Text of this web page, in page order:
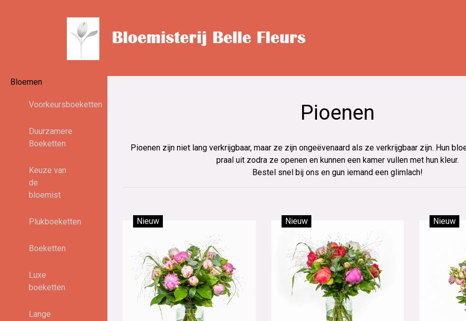
Bloemen
Voorkeursboeketten
Duurzamere
Boeketten
Keuze van
de
bloemist
Plukboeketten
Boeketten
Luxe
boeketten
Lange
Pioenen
Pioenen zijn niet lang verkrijgbaar, maar ze zijn ongeëvenaard als ze verkrijgbaar zijn. Hun
praal uit zodra ze openen en kunnen een kamer vullen met hun kleur.
Bestel snel bij ons en gun iemand een glimlach!
Nieuw Nieuw Nieuw